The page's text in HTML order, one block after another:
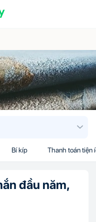
Bí kíp Thanh toán tiện
đầu năm,